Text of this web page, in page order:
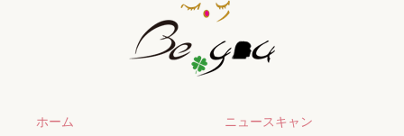
ホーム ニュースキャン